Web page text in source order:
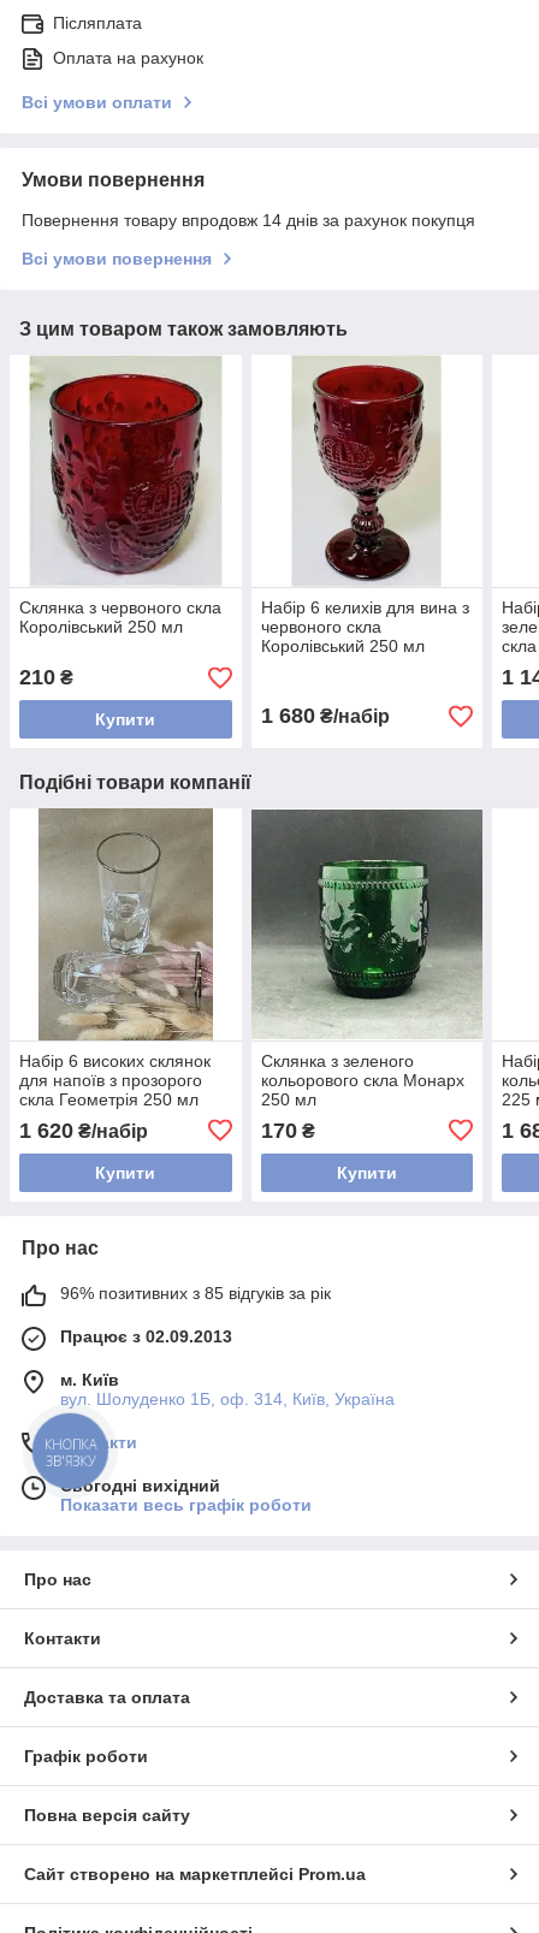
Післяплата
Оплата на рахунок
Всі умови оплати
Умови повернення
Повернення товару впродовж 14 днів за рахунок покупця
Всі умови повернення
З цим товаром також замовляють
Склянка з червоного скла
Королівський 250 мл
210 ₴
Купити
Набір 6 келихів для вина з
червоного скла
Королівський 250 мл
1 680₴/набір
1
Подібні товари компанії
Набір 6 високих склянок
для напоїв з прозорого
скла Геометрія 250 мл
1 620 ₴/набір
Купити
Склянка з зеленого
кольорового скла Монарх
250 мл
170₴
Купити
225
1
Про нас
96% позитивних з 85 відгуків за рік
Працює з 02.09.2013
м. Київ
вул. Шолуденко 1Б, оф. 314, Київ, Україна
Контакти
Сьогодні вихідний
Показати весь графік роботи
Про нас
Контакти
Доставка та оплата
Графік роботи
Повна версія сайту
Сайт створено на маркетплейсі Prom.ua
КНОПКА
ЗВ'ЯЗКУ